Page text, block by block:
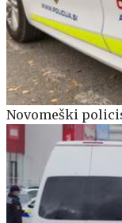
Novomeški